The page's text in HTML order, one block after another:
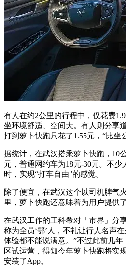
有人在约2公里的行程中，仅花费
坐环境舒适、空间大。有人则分享
打到萝卜快跑只花了1.55元，“比坐
据统计，在武汉搭乘萝卜快跑，10
元，普通网约车为18元-30元。不
时，实现“打车自由”的感觉。
除了便宜，在武汉这个以司机脾气
里，萝卜快跑还意味着为用户提供
在武汉工作的王科希对「市界」分
称为全员‘鄂’人，不礼让行人名声
体验都不能说满意。”不过此前几
区试运营，得知今年萝卜快跑将实
安装了App。